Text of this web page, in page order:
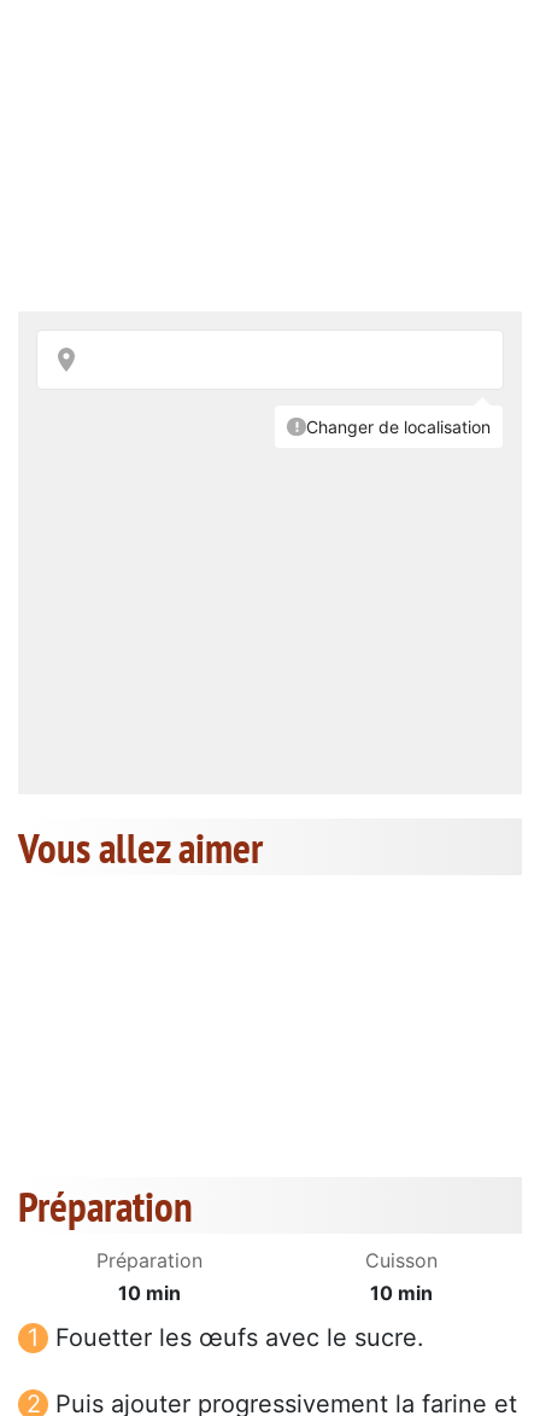
Vous allez aimer
Préparation
Préparation
10 min
Cuisson
10 min
Fouetter les œufs avec le sucre.
Puis ajouter progressivement la farine et